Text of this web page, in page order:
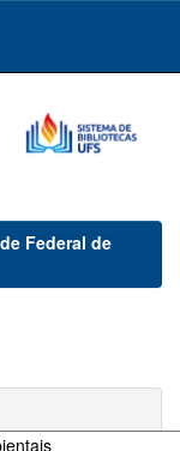
Federal de